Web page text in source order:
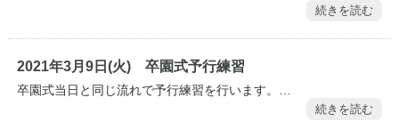
続きを読む
2021年3月9日(火) 卒園式予行練習
卒園式当日と同じ流れで予行練習を行います。…
続きを読む